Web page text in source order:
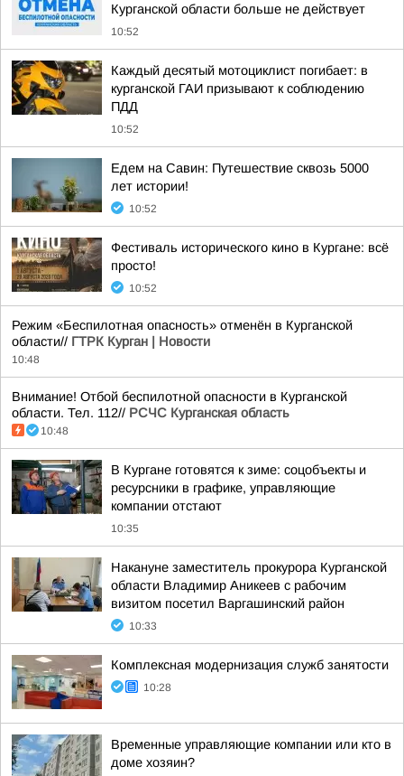
Курганской области больше не действует
10:52
Каждый десятый мотоциклист погибает: в
курганской ГАИ призывают к соблюдению
ПДД
10:52
Едем на Савин: Путешествие сквозь 5000
лет истории!
10:52
Фестиваль исторического кино в Кургане: всё
просто!
10:52
Режим «Беспилотная опасность» отменён в Курганской
области// ГТРК Курган | Новости
10:48
Внимание! Отбой беспилотной опасности в Курганской
области. Тел. 112// РСЧС Курганская область
10:48
В Кургане готовятся к зиме: соцобъекты и
ресурсники в графике, управляющие
компании отстают
10:35
Накануне заместитель прокурора Курганской
области Владимир Аникеев с рабочим
визитом посетил Варгашинский район
10:33
Комплексная модернизация служб занятости
10:28
Временные управляющие компании или кто в
доме хозяин?